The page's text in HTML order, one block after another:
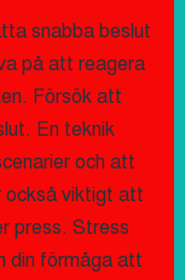
snabba beslut
på att reagera
Försök att
En teknik
och att
också viktigt att
press. Stress
din förmåga att